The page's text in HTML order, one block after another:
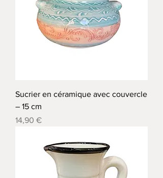
Sucrier en céramique avec couvercle
– 15 cm
Precio
14,90 €